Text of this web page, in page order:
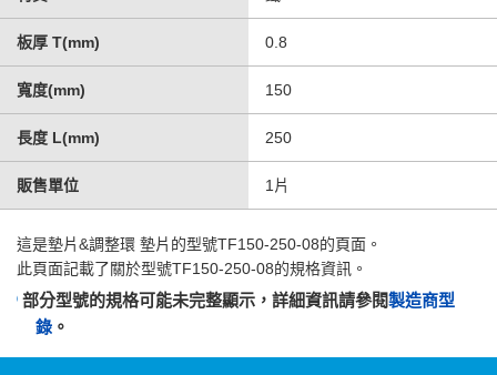
板厚 T(mm) 0.8
寬度(mm) 150
長度 L(mm) 250
販售單位 1片
這是墊片&調整環 墊片 的型號TF150-250-08的頁面。
此頁面記載了關於型號TF150-250-08的規格資訊。
部分型號的規格可能未完整顯示，詳細資訊請參閱製造商型
錄 。